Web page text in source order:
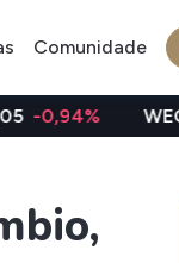
Comunidade
WEGE3 R$ 48,12